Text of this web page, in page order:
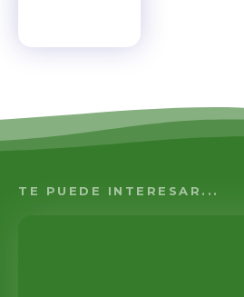
TE PUEDE INTERESAR...